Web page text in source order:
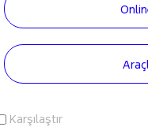
Karşılaştır